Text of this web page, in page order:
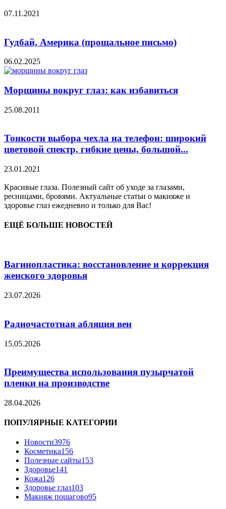
07.11.2021
Гудбай, Америка (прощальное письмо)
06.02.2025
Морщины вокруг глаз: как избавиться
25.08.2011
Тонкости выбора чехла на телефон: широкий
цветовой спектр, гибкие цены, большой...
23.01.2021
Красивые глаза. Полезный сайт об уходе за глазами,
ресницами, бровями. Актуальные статьи о макияже и
здоровье глаз ежедневно и только для Вас!
ЕЩЁ БОЛЬШЕ НОВОСТЕЙ
Вагинопластика: восстановление и коррекция
женского здоровья
23.07.2026
Радиочастотная абляция вен
15.05.2026
Преимущества использования пузырчатой
пленки на производстве
28.04.2026
ПОПУЛЯРНЫЕ КАТЕГОРИИ
Новости3976
Косметика156
Полезные сайты153
Здоровье141
Кожа126
Здоровье глаз103
Макияж пошагово95